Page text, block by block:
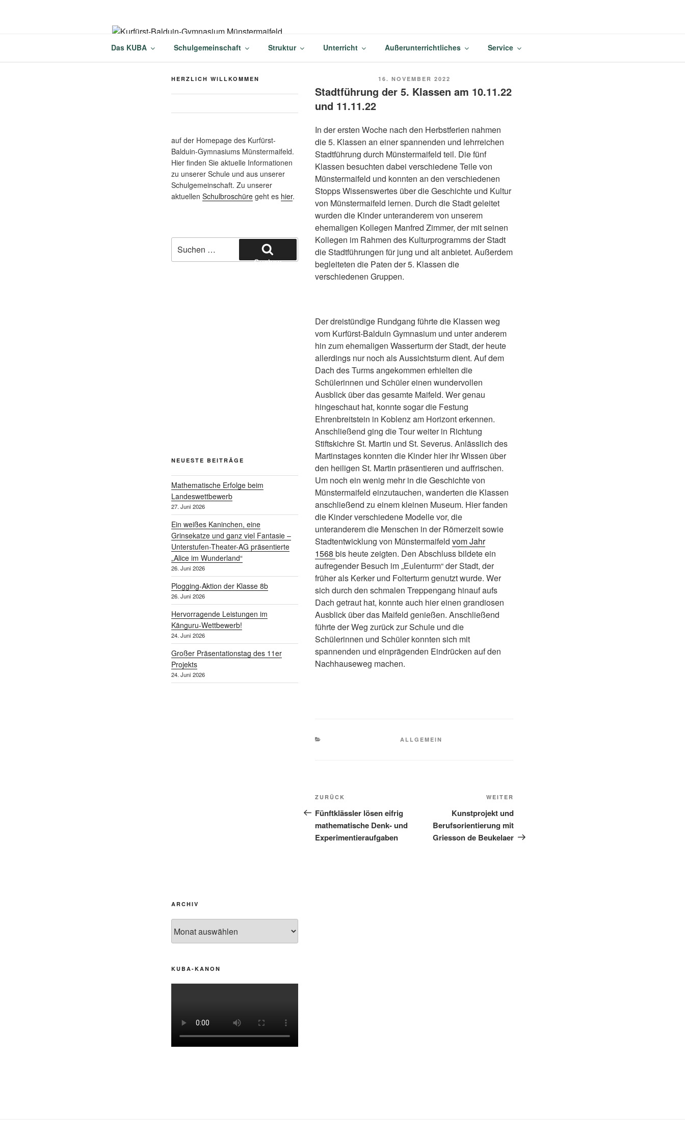
KURFÜRST-BALDUIN-GYMNASIUM
MÜNSTERMAIFELD
Das KUBA Schulgemeinschaft Struktur Unterricht Außerunterrichtliches Service
VERÖFFENTLICHT
16. NOVEMBER 2022
Stadtführung der 5. Klassen am 10.11.22
und 11.11.22
In der ersten Woche nach den Herbstferien nahmen
die 5. Klassen an einer spannenden und lehrreichen
Stadtführung durch Münstermaifeld teil. Die fünf
Klassen besuchten dabei verschiedene Teile von
Münstermaifeld und konnten an den verschiedenen
Stopps Wissenswertes über die Geschichte und Kultur
von Münstermaifeld lernen. Durch die Stadt geleitet
wurden die Kinder unteranderem von unserem
ehemaligen Kollegen Manfred Zimmer, der mit seinen
Kollegen im Rahmen des Kulturprogramms der Stadt
die Stadtführungen für jung und alt anbietet. Außerdem
begleiteten die Paten der 5. Klassen die
verschiedenen Gruppen.
Der dreistündige Rundgang führte die Klassen weg
vom Kurfürst-Balduin Gymnasium und unter anderem
hin zum ehemaligen Wasserturm der Stadt, der heute
allerdings nur noch als Aussichtsturm dient. Auf dem
Dach des Turms angekommen erhielten die
Schülerinnen und Schüler einen wundervollen
Ausblick über das gesamte Maifeld. Wer genau
hingeschaut hat, konnte sogar die Festung
Ehrenbreitstein in Koblenz am Horizont erkennen.
Anschließend ging die Tour weiter in Richtung
Stiftskichre St. Martin und St. Severus. Anlässlich des
Martinstages konnten die Kinder hier ihr Wissen über
den heiligen St. Martin präsentieren und auffrischen.
Um noch ein wenig mehr in die Geschichte von
Münstermaifeld einzutauchen, wanderten die Klassen
anschließend zu einem kleinen Museum. Hier fanden
die Kinder verschiedene Modelle vor, die
unteranderem die Menschen in der Römerzeit sowie
Stadtentwicklung von Münstermaifeldvom Jahr
1568bis heute zeigten. Den Abschluss bildete ein
aufregender Besuch im „Eulenturm“ der Stadt, der
früher als Kerker und Folterturm genutzt wurde. Wer
sich durch den schmalen Treppengang hinauf aufs
Dach getraut hat, konnte auch hier einen grandiosen
Ausblick über das Maifeld genießen. Anschließend
führte der Weg zurück zur Schule und die
Schülerinnen und Schüler konnten sich mit
spannenden und einprägenden Eindrücken auf den
Nachhauseweg machen.
KATEGORIEN
ALLGEMEIN
Beitragsnavigation
Vorheriger
Beitrag
ZURÜCK
Fünftklässler lösen eifrig
mathematische Denk- und
Experimentieraufgaben
Beitrag
WEITER
Kunstprojekt und
Berufsorientierung mit
Griesson de Beukelaer
HERZLICH WILLKOMMEN
auf der Homepage des Kurfürst-
Balduin-Gymnasiums Münstermaifeld.
Hier finden Sie aktuelle Informationen
zu unserer Schule und aus unserer
Schulgemeinschaft. Zu unserer
aktuellen Schulbroschüre geht es hier.
nach:
Suchen
NEUESTE BEITRÄGE
Mathematische Erfolge beim
Landeswettbewerb
27. Juni 2026
Ein weißes Kaninchen, eine
Grinsekatze und ganz viel Fantasie –
Unterstufen-Theater-AG präsentierte
„Alice im Wunderland“
26. Juni 2026
Plogging-Aktion der Klasse 8b
26. Juni 2026
Hervorragende Leistungen im
Känguru-Wettbewerb!
24. Juni 2026
Großer Präsentationstag des 11er
Projekts
24. Juni 2026
ARCHIV
KUBA-KANON